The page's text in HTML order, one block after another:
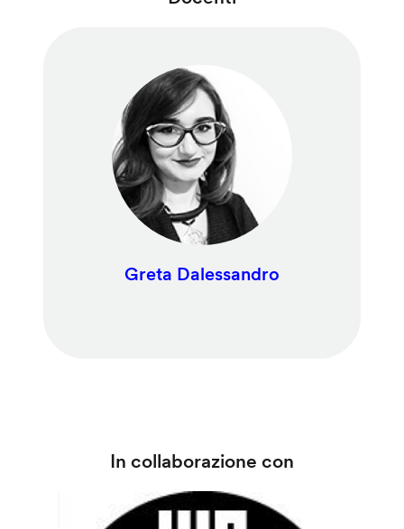
Greta Dalessandro
In collaborazione con